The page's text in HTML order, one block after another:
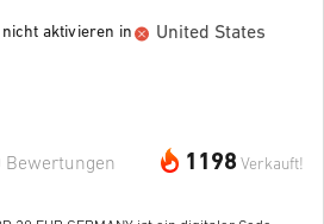
aktivieren in United States
1198 Verkauft!
Bewertungen